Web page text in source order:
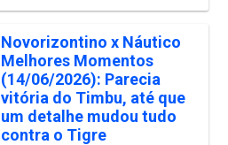
Novorizontino x Náutico
Melhores Momentos
(14/06/2026): Parecia
vitória do Timbu, até que
um detalhe mudou tudo
contra o Tigre